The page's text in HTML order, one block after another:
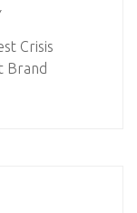
Crisis
Brand